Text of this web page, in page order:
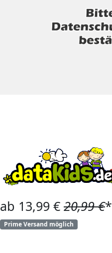
ab 13,99 € 20,99 €*
Prime Versand möglich